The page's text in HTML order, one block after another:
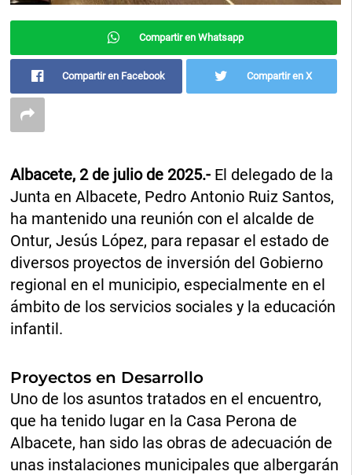
Compartir en Whatsapp
Compartir en Facebook Compartir en X
Albacete, 2 de julio de 2025.- El delegado de la
Junta en Albacete, Pedro Antonio Ruiz Santos,
ha mantenido una reunión con el alcalde de
Ontur, Jesús López, para repasar el estado de
diversos proyectos de inversión del Gobierno
regional en el municipio, especialmente en el
ámbito de los servicios sociales y la educación
infantil.
Proyectos en Desarrollo
Uno de los asuntos tratados en el encuentro,
que ha tenido lugar en la Casa Perona de
Albacete, han sido las obras de adecuación de
unas instalaciones municipales que albergarán